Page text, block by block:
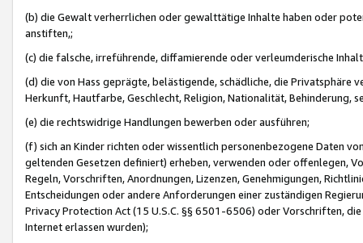
(b) die Gewalt verherrlichen oder gewalttätige Inhalte haben oder
anstiften,;
(c) die falsche, irreführende, diffamierende oder verleumderische
(d) die von Hass geprägte, belästigende, schädliche, die Privatsphäre
Herkunft, Hautfarbe, Geschlecht, Religion, Nationalität, Behinderung,
(e) die rechtswidrige Handlungen bewerben oder ausführen;
(f) sich an Kinder richten oder wissentlich personenbezogene Daten
geltenden Gesetzen definiert) erheben, verwenden oder offenlegen,
Regeln, Vorschriften, Anordnungen, Lizenzen, Genehmigungen,
Entscheidungen oder andere Anforderungen einer zuständigen
Privacy Protection Act (15 U.S.C. §§ 6501-6506) oder Vorschriften,
Internet erlassen wurden);